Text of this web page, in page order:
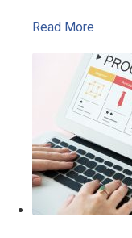
Read More